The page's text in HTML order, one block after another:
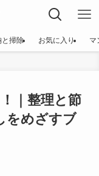
と掃除 お気に入り マ
｜整理と節
をめざすブ